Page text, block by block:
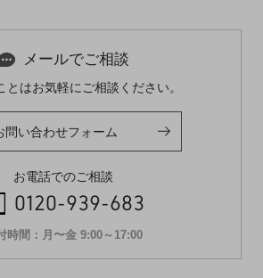
メールでご相談
とはお気軽にご相談ください。
問い合わせフォーム
お電話でのご相談
0120-939-683
時間：月〜金 9:00～17:00